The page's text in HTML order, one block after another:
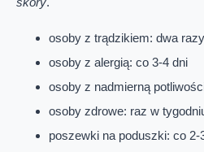
osoby z trądzikiem: dwa
osoby z alergią: co 3-4 dni
osoby z nadmierną
osoby zdrowe: raz w
poszewki na poduszki: co 2-